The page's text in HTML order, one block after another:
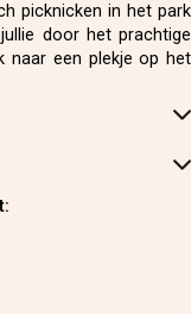
picknicken in het park
door het prachtige
naar een plekje op het